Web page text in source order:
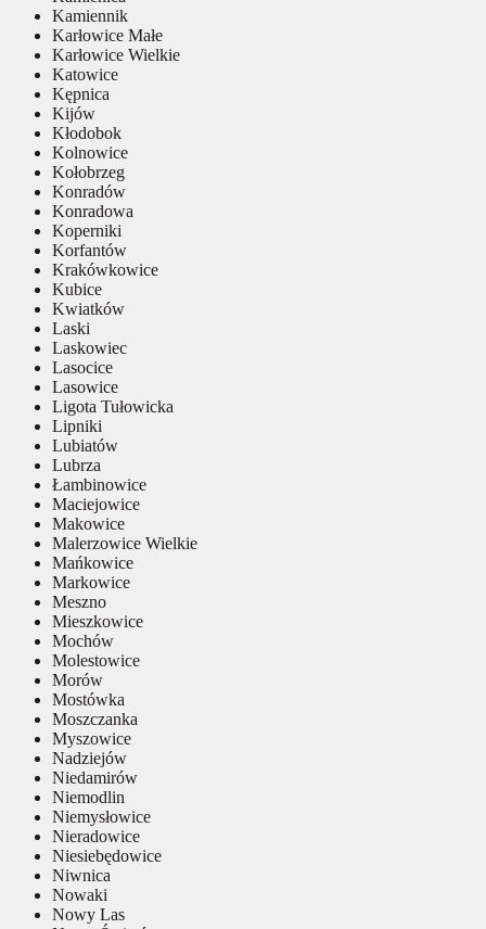
Kamiennik
Karłowice Małe
Karłowice Wielkie
Katowice
Kępnica
Kijów
Kłodobok
Kolnowice
Kołobrzeg
Konradów
Konradowa
Koperniki
Korfantów
Krakówkowice
Kubice
Kwiatków
Laski
Laskowiec
Lasocice
Lasowice
Ligota Tułowicka
Lipniki
Lubiatów
Lubrza
Łambinowice
Maciejowice
Makowice
Malerzowice Wielkie
Mańkowice
Markowice
Meszno
Mieszkowice
Mochów
Molestowice
Morów
Mostówka
Moszczanka
Myszowice
Nadziejów
Niedamirów
Niemodlin
Niemysłowice
Nieradowice
Niesiebędowice
Niwnica
Nowaki
Nowy Las